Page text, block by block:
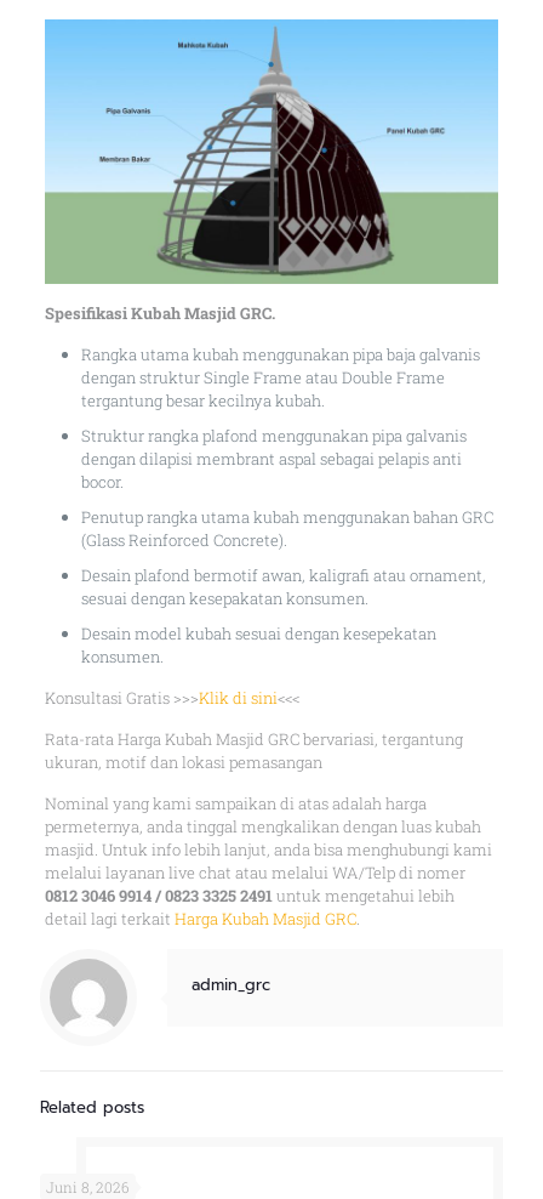
Spesifikasi Kubah Masjid GRC.
Rangka utama kubah menggunakan pipa baja galvanis
dengan struktur Single Frame atau Double Frame
tergantung besar kecilnya kubah.
Struktur rangka plafond menggunakan pipa galvanis
dengan dilapisi membrant aspal sebagai pelapis anti
bocor.
Penutup rangka utama kubah menggunakan bahan GRC
(Glass Reinforced Concrete).
Desain plafond bermotif awan, kaligrafi atau ornament,
sesuai dengan kesepakatan konsumen.
Desain model kubah sesuai dengan kesepekatan
konsumen.
Konsultasi Gratis >>>Klik di sini<<<
Rata-rata Harga Kubah Masjid GRC bervariasi, tergantung
ukuran, motif dan lokasi pemasangan
Nominal yang kami sampaikan di atas adalah harga
permeternya, anda tinggal mengkalikan dengan luas kubah
masjid. Untuk info lebih lanjut, anda bisa menghubungi kami
melalui layanan live chat atau melalui WA/Telp di nomer
0812 3046 9914 / 0823 3325 2491untuk mengetahui lebih
detail lagi terkait Harga Kubah Masjid GRC.
admin_grc
Related posts
Juni 8, 2026